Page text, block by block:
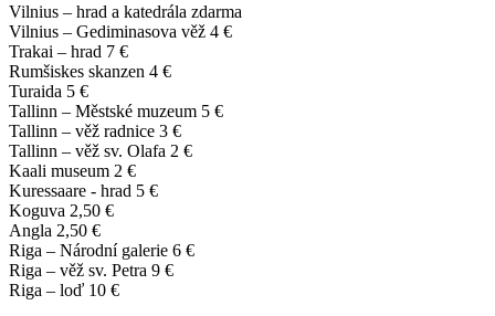
Vilnius – hrad a katedrála zdarma
Vilnius – Gediminasova věž 4 €
Trakai – hrad 7 €
Rumšiskes skanzen 4 €
Turaida 5 €
Tallinn – Městské muzeum 5 €
Tallinn – věž radnice 3 €
Tallinn – věž sv. Olafa 2 €
Kaali museum 2 €
Kuressaare - hrad 5 €
Koguva 2,50 €
Angla 2,50 €
Riga – Národní galerie 6 €
Riga – věž sv. Petra 9 €
Riga – loď 10 €